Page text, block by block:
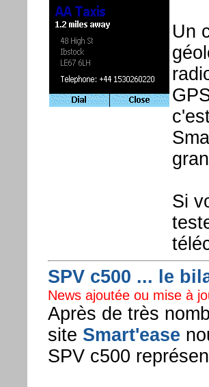
Un
Si
SPV c500 ... le
News ajoutée ou mise à
Après de très
site Smart'ease
SPV c500